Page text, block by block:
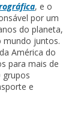
, e o
por um
do planeta,
mundo juntos.
América do
para mais de
grupos
e